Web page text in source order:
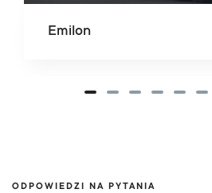
Emilon
ODPOWIEDZI NA PYTANIA